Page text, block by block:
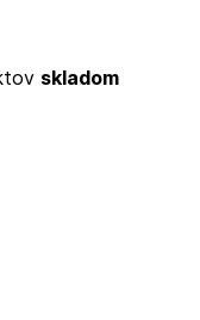
skladom